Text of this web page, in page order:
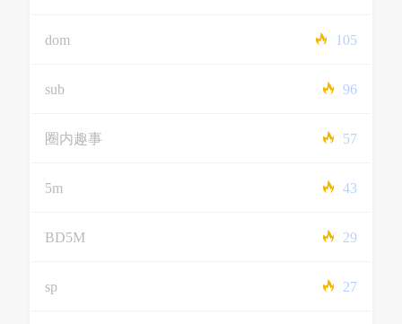
dom 105
sub 96
圈内趣事 57
5m 43
BD5M 29
sp 27